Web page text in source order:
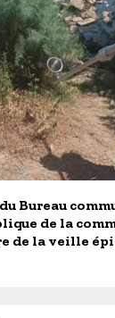
Bureau
de la
de la veille